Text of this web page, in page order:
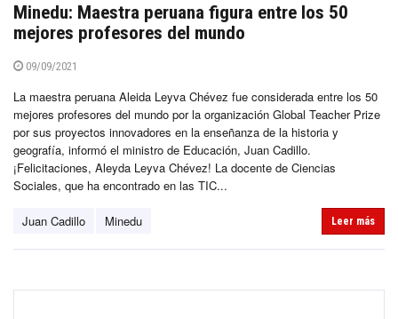
Minedu: Maestra peruana figura entre los 50
mejores profesores del mundo
09/09/2021
La maestra peruana Aleida Leyva Chévez fue considerada entre los 50
mejores profesores del mundo por la organización Global Teacher Prize
por sus proyectos innovadores en la enseñanza de la historia y
geografía, informó el ministro de Educación, Juan Cadillo.
¡Felicitaciones, Aleyda Leyva Chévez! La docente de Ciencias
Sociales, que ha encontrado en las TIC...
Juan Cadillo Minedu Leer más